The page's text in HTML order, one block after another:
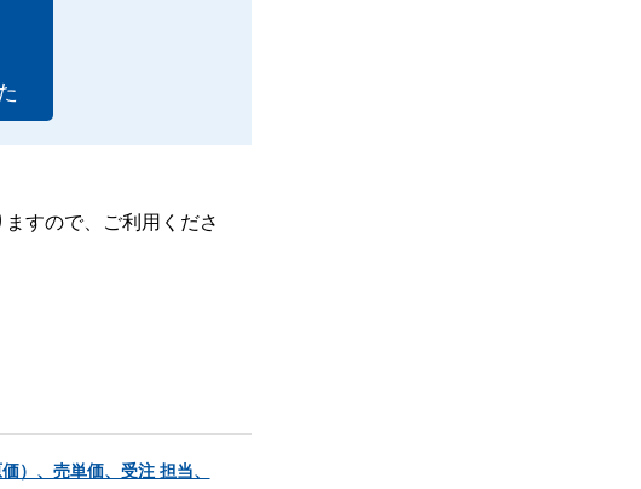
すので、ご利用くださ
）、売単価、受注 担当、